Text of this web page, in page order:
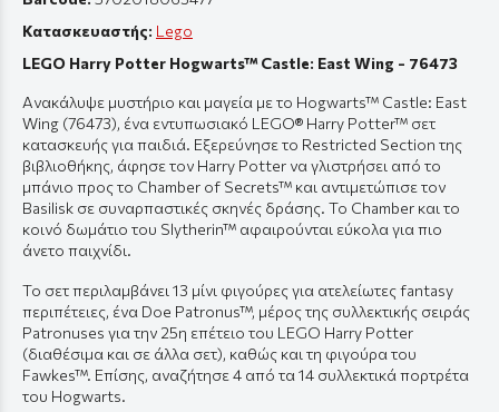
Κατασκευαστής: Lego
LEGO Harry Potter Hogwarts™ Castle: East Wing - 76473
Ανακάλυψε μυστήριο και μαγεία με το Hogwarts™ Castle: East
Wing (76473), ένα εντυπωσιακό LEGO® Harry Potter™ σετ
κατασκευής για παιδιά. Εξερεύνησε το Restricted Section της
βιβλιοθήκης, άφησε τον Harry Potter να γλιστρήσει από το
μπάνιο προς το Chamber of Secrets™ και αντιμετώπισε τον
Basilisk σε συναρπαστικές σκηνές δράσης. Το Chamber και το
κοινό δωμάτιο του Slytherin™ αφαιρούνται εύκολα για πιο
άνετο παιχνίδι.
Το σετ περιλαμβάνει 13 μίνι φιγούρες για ατελείωτες fantasy
περιπέτειες, ένα Doe Patronus™, μέρος της συλλεκτικής σειράς
Patronuses για την 25η επέτειο του LEGO Harry Potter
(διαθέσιμα και σε άλλα σετ), καθώς και τη φιγούρα του
Fawkes™. Επίσης, αναζήτησε 4 από τα 14 συλλεκτικά πορτρέτα
του Hogwarts.